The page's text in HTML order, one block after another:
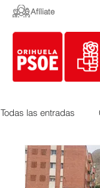
Afíliate
Todas las entradas
Empleo y